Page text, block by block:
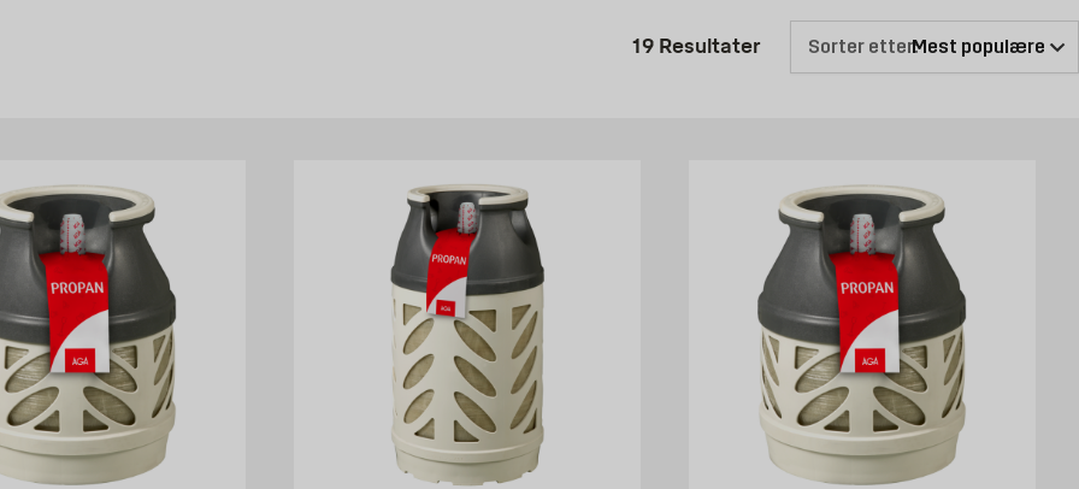
fra Traeger eller en grillkurv fra Bluegaz. I tillegg finnes det grilltennere, grilltrekk, stekepanner og hansker – ja, alt du kan tenkes å trenge
kan kjøpe hos Byggmax. Kom innom din nærmeste Byggmax-butikk eller se her på nett for å finne ut hvilket grilltilbehør vi kan tilby.
19 ResultaterProduktlisten er oppdatert: 19
Sorter etter: